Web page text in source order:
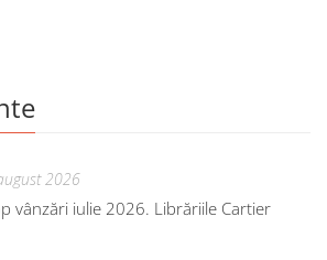
2026
vânzări iulie 2026. Librăriile Cartier